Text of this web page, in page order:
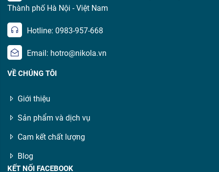
Thành phố Hà Nội - Việt Nam
Hotline: 0983-957-668
Email: hotro@nikola.vn
VỀ CHÚNG TÔI
Giới thiệu
Sản phẩm và dịch vụ
Cam kết chất lượng
Blog
KẾT NỐI FACEBOOK